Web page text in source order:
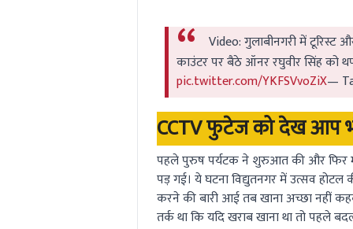
Video: गुलाबीनगरी में टूरिस्ट
काउंटर पर बैठे ऑनर रघुवीर सिंह को
pic.twitter.com/YKFSVvoZiX—
CCTV फुटेज को देख आप
पहले पुरुष पर्यटक ने शुरुआत की और फिर
पड़ गई। ये घटना विद्युतनगर में उत्सव
करने की बारी आई तब खाना अच्छा नहीं
तर्क था कि यदि खराब खाना था तो पहले